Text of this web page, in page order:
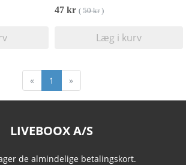
47 kr ( 50 kr)
Læg i kurv
« 1 »
LIVEBOOX A/S
de almindelige betalingskort.